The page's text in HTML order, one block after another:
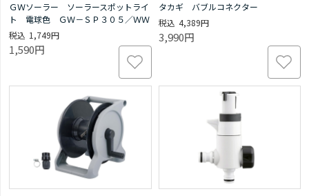
ＧＷソーラー ソーラースポットライ
ト 電球色 ＧＷ－ＳＰ３０５／ＷＷ
1,749円
1,590円
タカギ バブルコネクター
4,389円
3,990円